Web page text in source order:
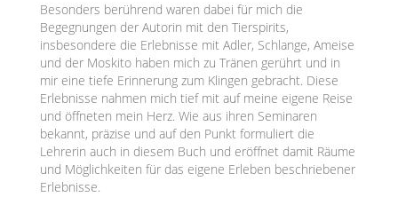
Besonders berührend waren dabei für mich die
Begegnungen der Autorin mit den Tierspirits,
insbesondere die Erlebnisse mit Adler, Schlange, Ameise
und der Moskito haben mich zu Tränen gerührt und in
mir eine tiefe Erinnerung zum Klingen gebracht. Diese
Erlebnisse nahmen mich tief mit auf meine eigene Reise
und öffneten mein Herz. Wie aus ihren Seminaren
bekannt, präzise und auf den Punkt formuliert die
Lehrerin auch in diesem Buch und eröffnet damit Räume
und Möglichkeiten für das eigene Erleben beschriebener
Erlebnisse.